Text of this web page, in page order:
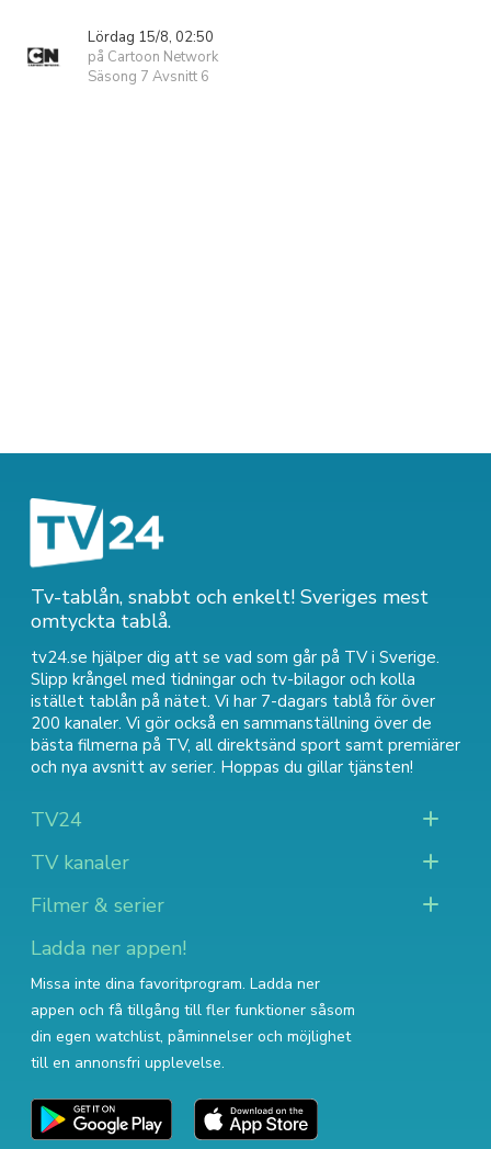
Lördag 15/8, 02:50
på Cartoon Network
Säsong 7 Avsnitt 6
Tv-tablån, snabbt och enkelt! Sveriges mest
omtyckta tablå.
tv24.se hjälper dig att se vad som går på TV i Sverige.
Slipp krångel med tidningar och tv-bilagor och kolla
istället tablån på nätet. Vi har 7-dagars tablå för över
200 kanaler. Vi gör också en sammanställning över de
bästa filmerna på TV, all direktsänd sport samt premiärer
och nya avsnitt av serier. Hoppas du gillar tjänsten!
TV24
TV kanaler
Filmer & serier
Ladda ner appen!
Missa inte dina favoritprogram. Ladda ner
appen och få tillgång till fler funktioner såsom
din egen watchlist, påminnelser och möjlighet
till en annonsfri upplevelse.